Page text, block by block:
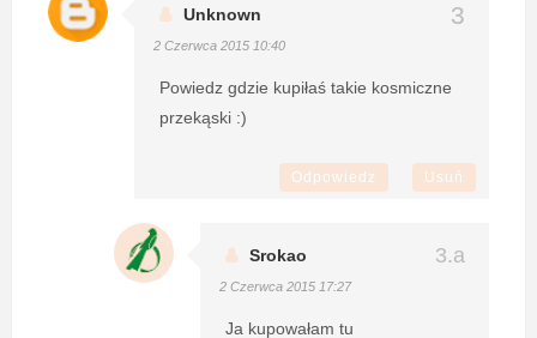
Unknown
2 Czerwca 2015 10:40
Powiedz gdzie kupiłaś takie kosmiczne
przekąski :)
Odpowiedz Usuń
Srokao
2 Czerwca 2015 17:27
Ja kupowałam tu